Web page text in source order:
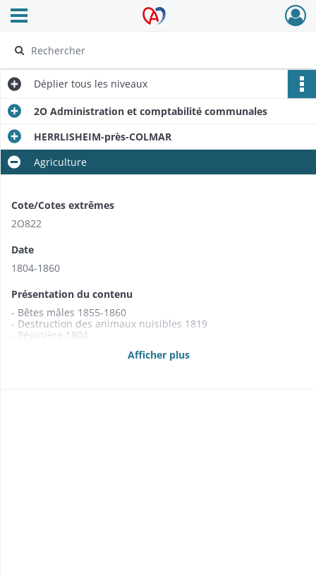
Archives Alsace - Colmar
Ouvrir le menu déroulant
Déplier tous les niveaux
2O Administration et comptabilité communales
HERRLISHEIM-près-COLMAR
Agriculture
Cote/Cotes extrêmes
2O822
Date
1804-1860
Présentation du contenu
- Bêtes mâles 1855-1860
- Destruction des animaux nuisibles 1819
- Pépinière 1804
- Parcours et vaine pâture 1835Afficher plus